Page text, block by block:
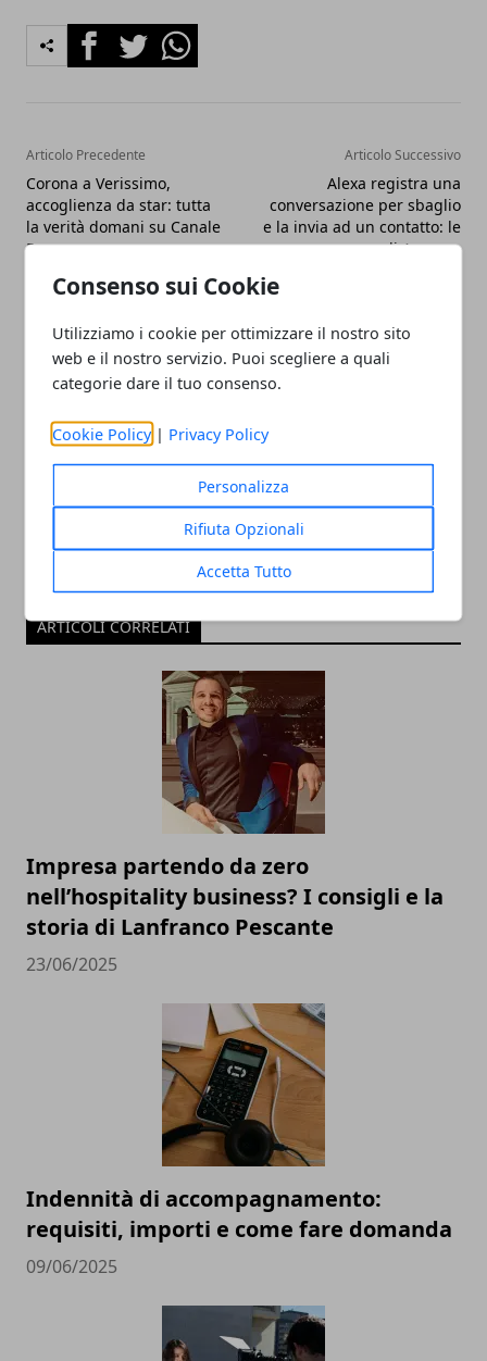
Consenso sui Cookie
Utilizziamo i cookie per ottimizzare il nostro sito
web e il nostro servizio. Puoi scegliere a quali
categorie dare il tuo consenso.
Cookie Policy | Privacy Policy
Personalizza
Rifiuta Opzionali
Accetta Tutto
FacebookTwitterWhatsapp
Articolo Precedente
Corona a Verissimo,
accoglienza da star: tutta
la verità domani su Canale
5
Articolo Successivo
Alexa registra una
conversazione per sbaglio
e la invia ad un contatto: le
scuse di Amazon
ARTICOLI CORRELATI
Impresa partendo da zero
nell’hospitality business? I consigli e la
storia di Lanfranco Pescante
23/06/2025
Indennità di accompagnamento:
requisiti, importi e come fare domanda
09/06/2025